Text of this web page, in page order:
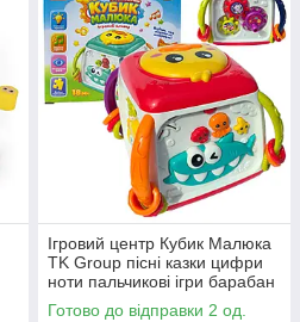
Ігровий центр Кубик Малюка
TK Group пісні казки цифри
ноти пальчикові ігри барабан
укр мова (27775)
Готово до відправки 2 од.